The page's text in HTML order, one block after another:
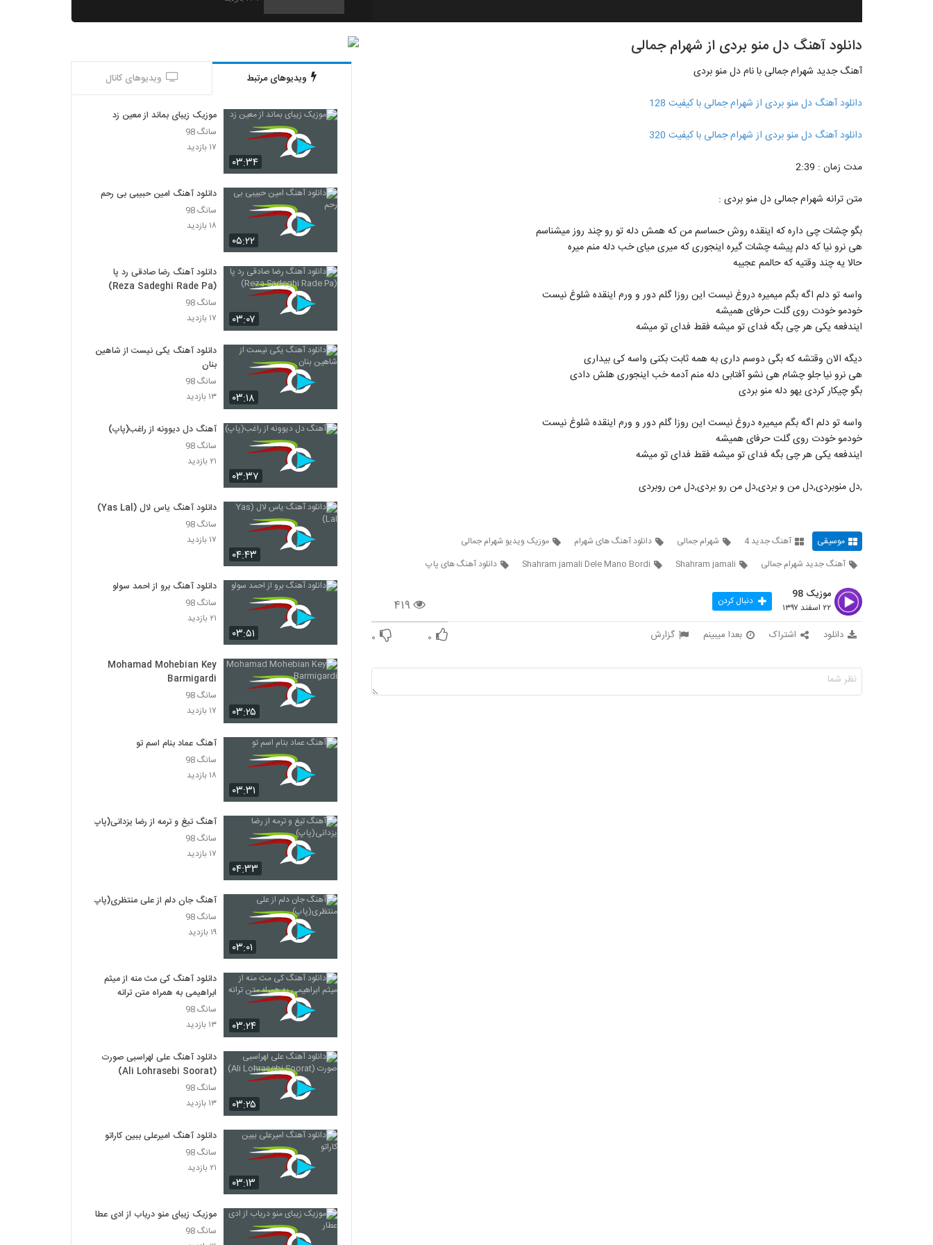
2118
دانلود آهنگ شهرام زندی تو برگشتی
۳۴۰ بازدید
دانلود آهنگ جدید و زیبای شهروز اجمالی با نام
زنگ زنگ
۴۷۱ بازدید
آهنگ سیاوش پالاهنگ بنام بارون
۵۲۱ بازدید
دانلود آهنگ جذابی از بهرام بهرامی
۳۰۶ بازدید
Paye Sabet)
دانلود آهنگ شباهنگ (جدید) ریسک
آهنگ فصل پنجم از حمید ترابی(پاپ)
۲۵۶ بازدید
هومن شاهی آهنگ بی تو
دانلود آهنگ بهزاد لیتو خدا شکر
۲,۱۵۷ بازدید
تی ام بکس آهنگ رسممونه
۹۶۳ بازدید
۳۵۳ بازدید
جوونی
آهنگ پروفشنال از سپهر خلسه(رپ)
ادی عطار آهنگ منو دوست داری
۵۱۲ بازدید
دانلود آهنگ اپیکور باند بالاتر
۴۹۰ بازدید
آهنگ لوطفن بو دفعه گئتمه از مسعود
جودت(پاپ)
۳۰۶ بازدید
دانلود آهنگ نمیخوام باور کنم از رضا اسلامی
۲۸۱ بازدید
دانلود آهنگ جدید و زیبای ئاسو با نام کافه ی
خاطرات
۳۰۱ بازدید
دانلود آهنگ مهدی احمدوند من و تو (رمیکس
2)
۱,۴۰۱ بازدید
Ali Hyper Dokhtar Dahe Shasti
۵۴۲ بازدید
دانلود آهنگ منصور اللهیاری چی بودم برات
۳۳۲ بازدید
دانلود آهنگ دل منو بردی از شهرام جمالی
آهنگ جدید شهرام جمالی با نام دل منو بردی
دانلود آهنگ دل منو بردی از شهرام جمالی با کیفیت 128
دانلود آهنگ دل منو بردی از شهرام جمالی با کیفیت 320
مدت زمان : 2:39
متن ترانه شهرام جمالی دل منو بردی :
بگو چشات چی داره که اینقده روش حساسم من که همش دله تو رو چند روز میشناسم
هی نرو نیا که دلم پیشه چشات گیره اینجوری که میری میای خب دله منم میره
حالا یه چند وقتیه که حالمم عجیبه
واسه تو دلم اگه بگم میمیره دروغ نیست این روزا گلم دور و ورم اینقده شلوغ نیست
خودمو خودت روی گلت حرفای همیشه
ایندفعه یکی هر چی بگه فدای تو میشه فقط فدای تو میشه
دیگه الان وقتشه که بگی دوسم داری به همه ثابت بکنی واسه کی بیداری
هی نرو نیا جلو چشام هی نشو آفتابی دله منم آدمه خب اینجوری هلش دادی
بگو چیکار کردی یهو دله منو بردی
واسه تو دلم اگه بگم میمیره دروغ نیست این روزا گلم دور و ورم اینقده شلوغ نیست
خودمو خودت روی گلت حرفای همیشه
ایندفعه یکی هر چی بگه فدای تو میشه فقط فدای تو میشه
,دل منوبردی,دل من و بردی,دل من رو بردی,دل من روبردی
موسیقی آهنگ جدید 4 شهرام جمالی دانلود آهنگ های شهرام
موزیک ویدیو شهرام جمالی
آهنگ جدید شهرام جمالی
Shahram jamali
Shahram jamali Dele Mano Bordi دانلود آهنگ های پاپ
۴۱۹
موزیک 98
۲۲ اسفند ۱۳۹۷ دنبال کردن
دانلود اشتراک بعدا میبینم گزارش ۰ ۰
ویدیوهای مرتبط ویدیوهای کانال
۰۳:۳۴
موزیک زیبای بماند از معین زد
سانگ 98
۱۷ بازدید
۰۵:۲۲
دانلود آهنگ امین حبیبی بی رحم
سانگ 98
۱۸ بازدید
۰۳:۰۷
دانلود آهنگ رضا صادقی رد پا
(Reza Sadeghi Rade Pa)
سانگ 98
۱۷ بازدید
۰۳:۱۸
دانلود آهنگ یکی نیست از شاهین
بنان
سانگ 98
۱۳ بازدید
۰۳:۳۷
آهنگ دل دیوونه از راغب(پاپ)
سانگ 98
۲۱ بازدید
۰۴:۴۳
دانلود آهنگ یاس لال (Yas Lal)
سانگ 98
۱۷ بازدید
۰۳:۵۱
دانلود آهنگ برو از احمد سولو
سانگ 98
۲۱ بازدید
۰۳:۲۵
Mohamad Mohebian Key
Barmigardi
سانگ 98
۱۷ بازدید
۰۳:۳۱
آهنگ عماد بنام اسم تو
سانگ 98
۱۸ بازدید
۰۴:۳۳
آهنگ تیغ و ترمه از رضا یزدانی(پاپ)
سانگ 98
۱۷ بازدید
۰۳:۰۱
آهنگ جان دلم از علی منتظری(پاپ)
سانگ 98
۱۹ بازدید
۰۳:۲۴
دانلود آهنگ کی مث منه از میثم
ابراهیمی به همراه متن ترانه
سانگ 98
۱۳ بازدید
۰۳:۲۵
دانلود آهنگ علی لهراسبی صورت
(Ali Lohrasebi Soorat)
سانگ 98
۱۳ بازدید
۰۳:۱۳
دانلود آهنگ امیرعلی ببین کاراتو
سانگ 98
۲۱ بازدید
موزیک زیبای منو دریاب از ادی عطار
سانگ 98